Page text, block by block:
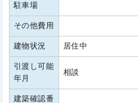
駐車場
その他費用
建物状況 居住中
引渡し可能
年月
相談
建築確認番